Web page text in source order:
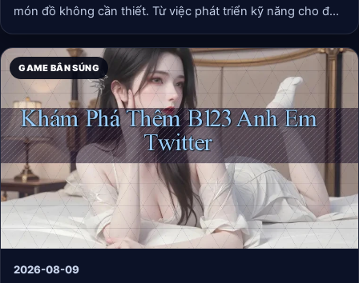
món đồ không cần thiết. Từ việc phát triển kỹ năng cho đến
việc xây dựng một thương hiệu cá nhân, mọi thứ đều bắt
đầu từ quyết định “xử lý ngay” khi đứng trước cơ hội.
GAME BẮN SÚNG
2026-08-09